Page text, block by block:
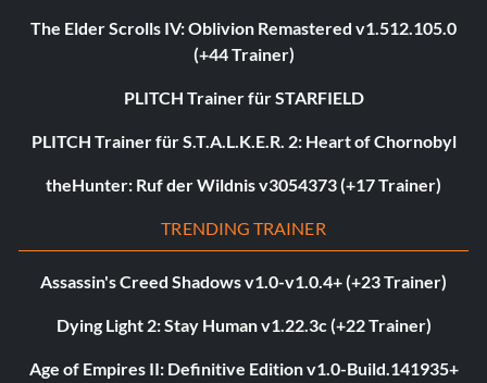
The Elder Scrolls IV: Oblivion Remastered v1.512.105.0
(+44 Trainer)
PLITCH Trainer für STARFIELD
PLITCH Trainer für S.T.A.L.K.E.R. 2: Heart of Chornobyl
theHunter: Ruf der Wildnis v3054373 (+17 Trainer)
TRENDING TRAINER
Assassin's Creed Shadows v1.0-v1.0.4+ (+23 Trainer)
Dying Light 2: Stay Human v1.22.3c (+22 Trainer)
Age of Empires II: Definitive Edition v1.0-Build.141935+